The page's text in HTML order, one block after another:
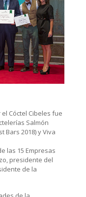
Cóctel Cibeles fue
Salmón
Bars 2018) y Viva
las 15 Empresas
presidente del
de la